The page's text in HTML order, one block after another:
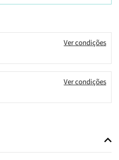
Ver condições
Ver condições